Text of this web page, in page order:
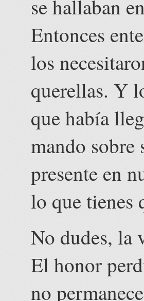
se hallaban
Entonces
los
querellas. Y
que había
mando sobre
presente en
lo que tienes
No dudes, la
El honor
no